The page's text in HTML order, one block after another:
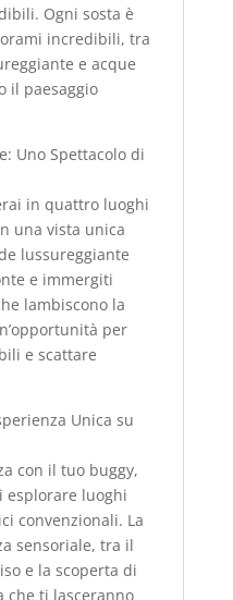
Ogni sosta è
incredibili, tra
e acque
il paesaggio
Uno Spettacolo di
in quattro luoghi
una vista unica
lussureggiante
e immergiti
lambiscono la
per
e scattare
Unica su
con il tuo buggy,
esplorare luoghi
convenzionali. La
sensoriale, tra il
e la scoperta di
che ti lasceranno